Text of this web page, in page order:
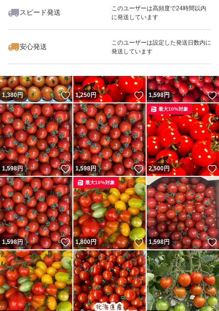
スピード発送
このユーザーは高頻度で24時間以内
に発送しています
安心発送
このユーザーは設定した発送日数内に
発送しています
いいね！
1,598
1,380円 いいね！
1,250円 いいね！
1,598円
1,598円 いいね！
1,598円 いいね！
2,500円
最大10%対象
1,598円 いいね！
1,800円 いいね！
最大10%対象
1,598円